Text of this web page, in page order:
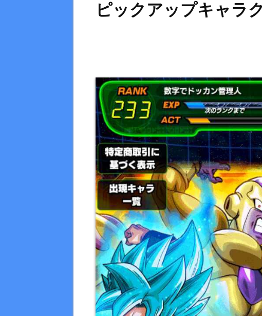
ピックアップキャラ